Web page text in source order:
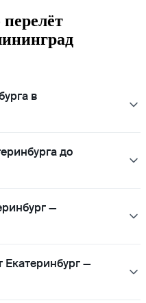
в
до
—
—